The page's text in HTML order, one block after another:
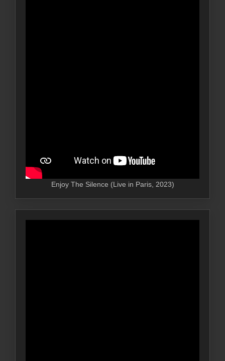
Enjoy The Silence (Live in Paris, 2023)